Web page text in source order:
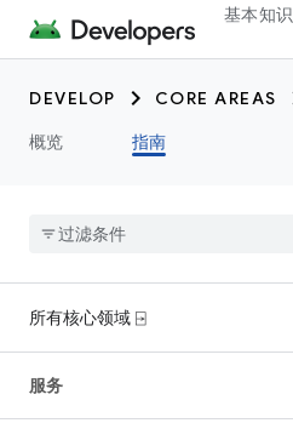
基本知识
DEVELOP CORE AREAS
概览
指南
所有核心领域 ⍈
服务